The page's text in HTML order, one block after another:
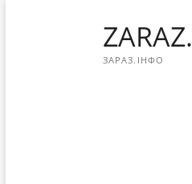
ЗАРАЗ.ІНФО